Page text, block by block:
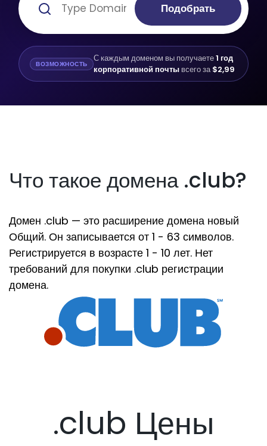
Подобрать
ВОЗМОЖНОСТЬ С каждым доменом вы получаете1 год
корпоративной почтывсего за$2,99
Что такое домена .club?
Домен .club — это расширение домена новый
Общий. Он записывается от 1 - 63 символов.
Регистрируется в возрасте 1 - 10 лет. Нет
требований для покупки .club регистрации
домена.
.club Цены